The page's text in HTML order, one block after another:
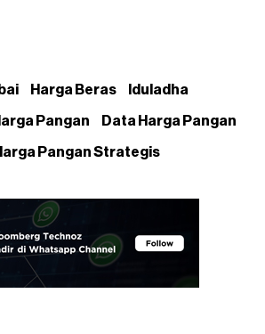
Harga Beras Iduladha
Pangan Data Harga Pangan
Pangan Strategis